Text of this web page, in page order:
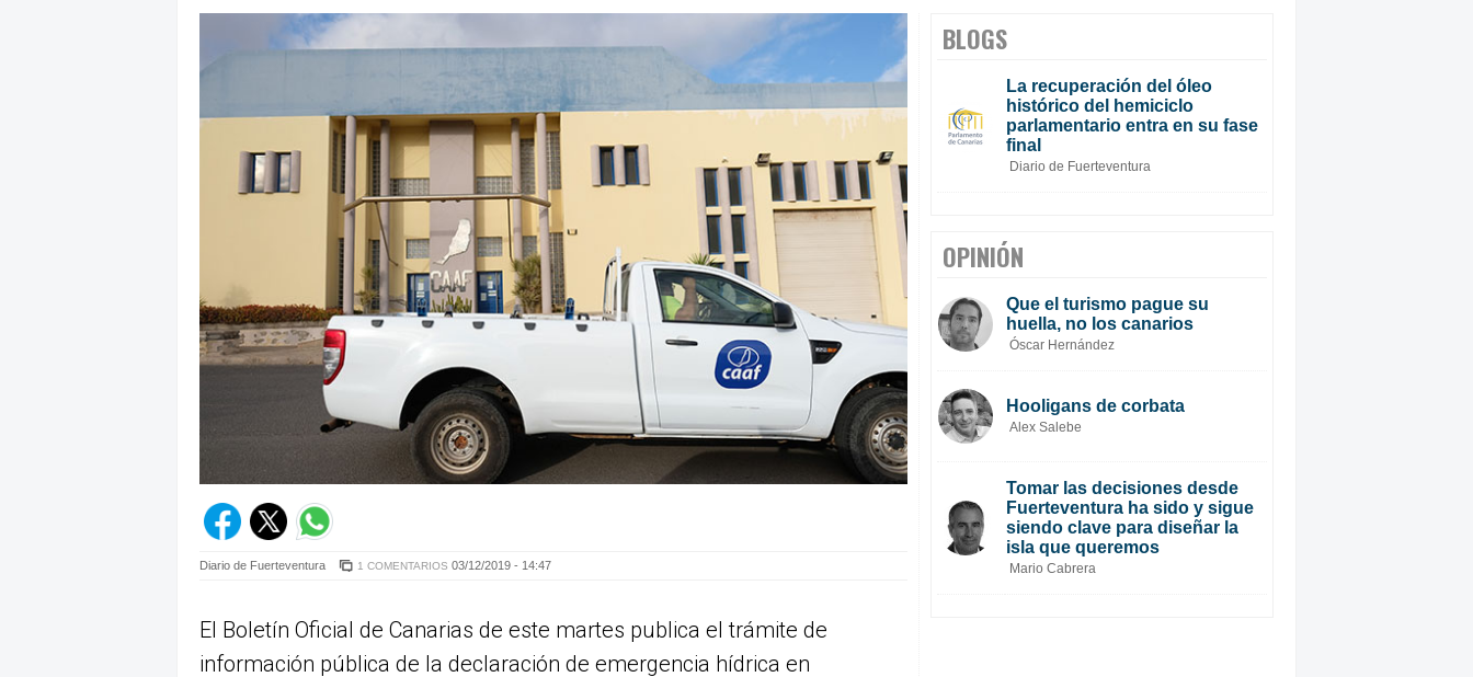
Diario de Fuerteventura 1 COMENTARIOS 03/12/2019 - 14:47
El Boletín Oficial de Canarias de este martes publica el trámite de
información pública de la declaración de emergencia hídrica en
BLOGS
La recuperación del óleo
histórico del hemiciclo
parlamentario entra en su fase
final
Diario de Fuerteventura
OPINIÓN
Que el turismo pague su
huella, no los canarios
Óscar Hernández
Hooligans de corbata
Alex Salebe
Tomar las decisiones desde
Fuerteventura ha sido y sigue
siendo clave para diseñar la
isla que queremos
Mario Cabrera